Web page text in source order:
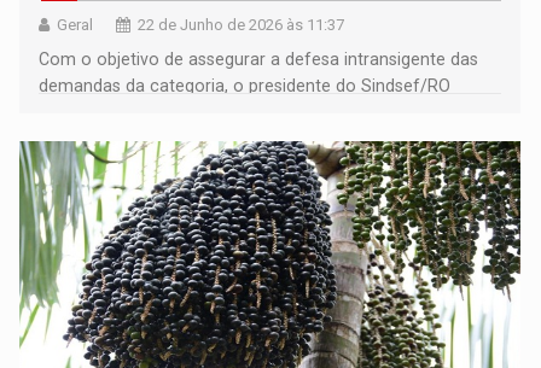
Geral 22 de Junho de 2026 às 11:37
Com o objetivo de assegurar a defesa intransigente das
demandas da categoria, o presidente do Sindsef/RO
articulação nas mesas de negociação